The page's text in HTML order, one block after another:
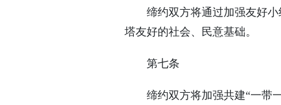
缔约双方将通过加强友好
塔友好的社会、民意基础。
第七条
缔约双方将加强共建“一带